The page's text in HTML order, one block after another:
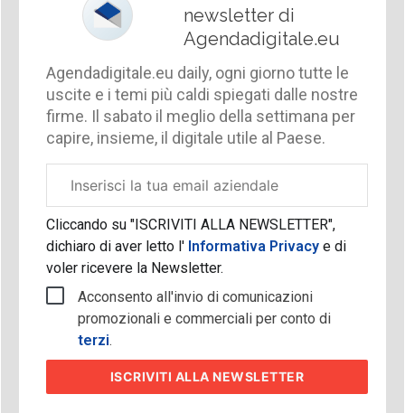
newsletter di
Agendadigitale.eu
Agendadigitale.eu daily, ogni giorno tutte le
uscite e i temi più caldi spiegati dalle nostre
firme. Il sabato il meglio della settimana per
capire, insieme, il digitale utile al Paese.
aziendale
Cliccando su "ISCRIVITI ALLA NEWSLETTER",
dichiaro di aver letto l'Informativa Privacy e di
voler ricevere la Newsletter.
Acconsento all'invio di comunicazioni
promozionali e commerciali per conto di
terzi.
ISCRIVITI ALLA NEWSLETTER